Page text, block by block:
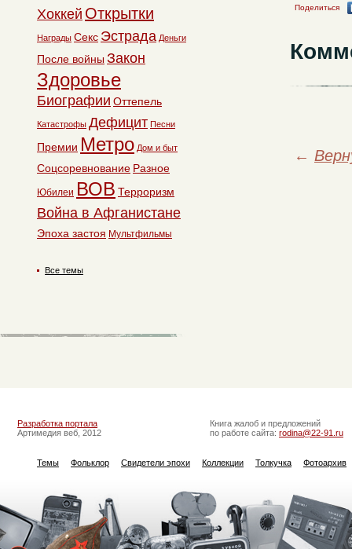
Поделиться
←
Хоккей Открытки
Награды Секс Эстрада Деньги
После войны Закон
Здоровье
Биографии Оттепель
Катастрофы Дефицит Песни
Премии Метро Дом и быт
Соцсоревнование Разное
Юбилеи ВОВ Терроризм
Война в Афганистане
Эпоха застоя Мультфильмы
Все темы
Разработка портала
Артимедия веб, 2012
Книга жалоб и предложений
по работе сайта: rodina@22-91.ru
Темы Фольклор Свидетели эпохи Коллекции Толкучка Фотоархив